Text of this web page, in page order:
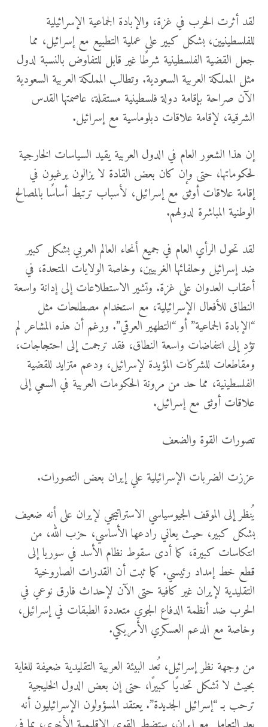
لقد أثرت الحرب في غزة، والإبادة الجماعية الإسرائيلية
للفلسطينيين، بشكل كبير على عملية التطبيع مع إسرائيل، مما
جعل القضية الفلسطينية شرطًا غير قابل للتفاوض بالنسبة لدول
مثل المملكة العربية السعودية. وتطالب المملكة العربية السعودية
الآن صراحة بإقامة دولة فلسطينية مستقلة، عاصمتها القدس
الشرقية، لإقامة علاقات دبلوماسية مع إسرائيل.
إن هذا الشعور العام في الدول العربية يقيد السياسات الخارجية
لحكوماتها، حتى وإن كان بعض القادة لا يزالون يرغبون في
إقامة علاقات أوثق مع إسرائيل، لأسباب ترتبط أساسًا بالمصالح
الوطنية المباشرة لدولهم.
لقد تحول الرأي العام في جميع أنحاء العالم العربي بشكل كبير
ضد إسرائيل وحلفائها الغربيين، وخاصة الولايات المتحدة، في
أعقاب العدوان على غزة. وتشير الاستطلاعات إلى إدانة واسعة
النطاق للأفعال الإسرائيلية، مع استخدام مصطلحات مثل
“الإبادة الجماعية” أو “التطهير العرقي”. ورغم أن هذه المشاعر لم
تؤدِ إلى انتفاضات واسعة النطاق، فقد ترجمت إلى احتجاجات،
ومقاطعات للشركات المؤيدة لإسرائيل، ودعم متزايد للقضية
الفلسطينية، مما حد من مرونة الحكومات العربية في السعي إلى
علاقات أوثق مع إسرائيل.
تصورات القوة والضعف
عززت الضربات الإسرائيلية علي إيران بعض التصورات.
يُنظر إلى الموقف الجيوسياسي الاستراتيجي لإيران على أنه ضعيف
بشكل كبير، حيث يعاني رادعها الأساسي، حزب الله، من
انتكاسات كبيرة، كما أدى سقوط نظام الأسد في سوريا إلى
قطع خط إمداد رئيسي. كما ثبت أن القدرات الصاروخية
التقليدية لإيران غير كافية حتى الآن لإحداث فارق نوعي في
الحرب ضد أنظمة الدفاع الجوي متعددة الطبقات في إسرائيل،
وخاصة مع الدعم العسكري الأمريكي.
من وجهة نظر إسرائيل، تُعد البيئة العربية التقليدية ضعيفة للغاية
بحيث لا تشكل تحديًا كبيرًا، حتى إن بعض الدول الخليجية
ترحب بـ “إسرائيل الجديدة”. يعتقد المسؤولون الإسرائيليون أنه